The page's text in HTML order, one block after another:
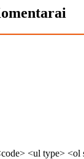
<ul type>